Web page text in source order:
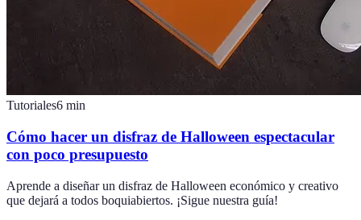
Tutoriales6 min
Cómo hacer un disfraz de Halloween espectacular
con poco presupuesto
Aprende a diseñar un disfraz de Halloween económico y creativo
que dejará a todos boquiabiertos. ¡Sigue nuestra guía!